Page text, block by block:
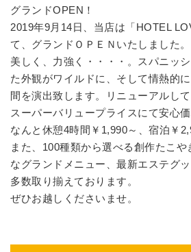
グランドOPEN！
2019年9月14日、当店は「HOTEL
て、グランドＯＰＥＮいたしました。
美しく、力強く・・・・。スパニッ
た外観がワイルドに、そして情熱的
間を演出致します。リニューアルし
スーパーバリュープライスにて安心価
なんと休憩4時間￥1,990～、宿泊￥
また、100種類から選べる創作たこ
なグランドメニュー、最新エステグ
多数取り揃えております。
ぜひお越しくださいませ。